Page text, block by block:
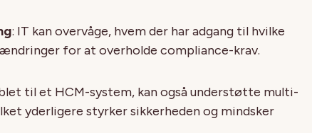
: IT kan overvåge, hvem der har adgang til hvilke
for at overholde compliance-krav.
til et HCM-system, kan også understøtte multi-
yderligere styrker sikkerheden og mindsker